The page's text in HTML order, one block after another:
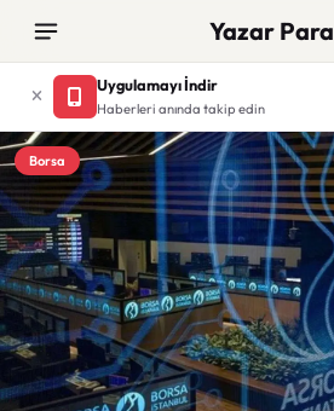
Yazar Para
Uygulamayı İndir
Haberleri anında takip edin
Borsa